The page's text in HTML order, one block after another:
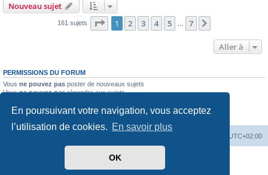
En poursuivant votre navigation, vous acceptez
l’utilisation de cookies. En savoir plus
OK
Nouveau sujet
161 sujets Page 1sur7
1 2 3 4 5 7
Aller à
PERMISSIONS DU FORUM
Vous ne pouvez pas poster de nouveaux sujets
Vousne pouvez pasrépondre aux sujets
Vousne pouvez passupprimer vos messages
ne pouvez pas joindre des fichiers
UTC+02:00
phpBB ® Forum Software © phpBB Limited
phpBB-fr.com